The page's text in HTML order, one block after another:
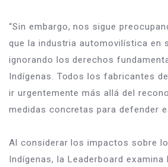
“Sin embargo, nos sigue
que la industria automovilística en
ignorando los derechos
Indígenas. Todos los fabricantes
ir urgentemente más allá del
medidas concretas para defender
Al considerar los impactos sobre
Indígenas, la Leaderboard examina